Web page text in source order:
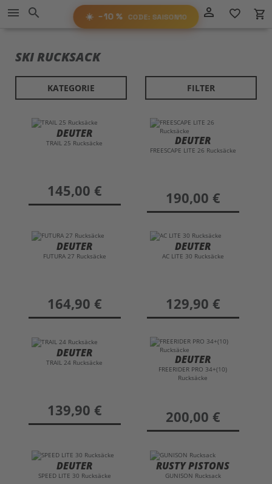
−10%RABATTAUF ALLES!
☀️ −10 % CODE: SAISON10
Direkt
zum
Inhalt
person_outline favorite_border local_grocery_store
menu search
SKI RUCKSACK
KATEGORIE FILTER
DEUTER
TRAIL 25 Rucksäcke
preis
145,00 €
DEUTER
FREESCAPE LITE 26 Rucksäcke
preis
190,00 €
DEUTER
FUTURA 27 Rucksäcke
preis
164,90 €
DEUTER
AC LITE 30 Rucksäcke
preis
129,90 €
DEUTER
TRAIL 24 Rucksäcke
preis
139,90 €
DEUTER
FREERIDER PRO 34+(10)
Rucksäcke
preis
200,00 €
DEUTER
SPEED LITE 30 Rucksäcke
RUSTY PISTONS
GUNISON Rucksack